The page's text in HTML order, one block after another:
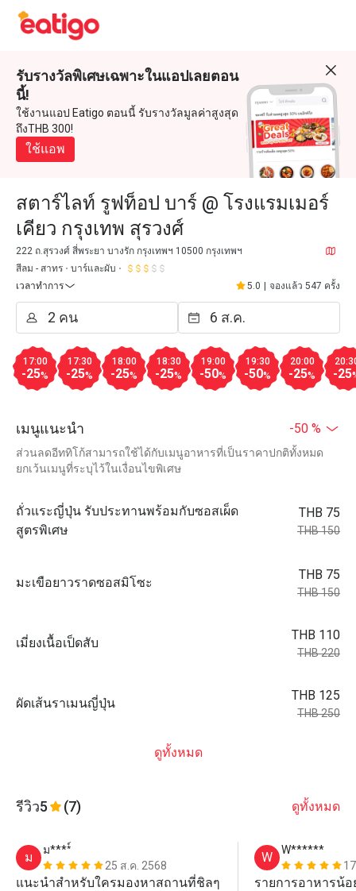
รับรางวัลพิเศษเฉพาะในแอปเลยตอน
นี้!
ใช้งานแอป Eatigo ตอนนี้ รับรางวัลมูลค่าสูงสุด
ถึงTHB 300!
ใช้แอพ
สตาร์ไลท์ รูฟท็อป บาร์ @ โรงแรมเมอร์
เคียว กรุงเทพ สุรวงศ์
222 ถ.สุรวงศ์ สี่พระยา บางรัก กรุงเทพฯ 10500 กรุงเทพฯ
สีลม - สาทร
บาร์และผับ
เวลาทำการ
5.0 จองแล้ว 547 ครั้ง
17:00
-25%
17:30
-25%
18:00
-25%
18:30
-25%
19:00
-50%
19:30
-50%
20:00
-25% -25
เมนูแนะนำ -50 %
ส่วนลดอีททิโก้สามารถใช้ได้กับเมนูอาหารที่เป็นราคาปกติทั้งหมด
ยกเว้นเมนูที่ระบุไว้ในเงื่อนไขพิเศษ
ถั่วแระญี่ปุ่น รับประทานพร้อมกับซอสเผ็ด
สูตรพิเศษ
THB 75
THB 150
มะเขือยาวราดซอสมิโซะ
THB 75
THB 150
เมี่ยงเนื้อเป็ดสับ
THB 110
THB 220
ผัดเส้นราเมนญี่ปุ่น
THB 125
THB 250
ดูทั้งหมด
รีวิว5 (7) ดูทั้งหมด
ม
ม****์
25 ส.ค. 2568
แนะนำสำหรับใครมองหาสถานที่ชิลๆ
W
W******
รายการอาหารน้